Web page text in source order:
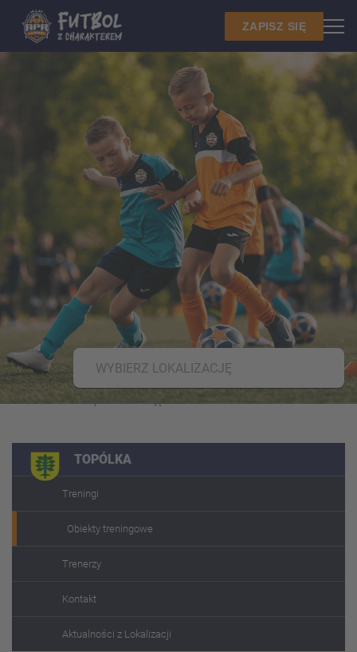
ZAPISZ SIĘ
WYBIERZ LOKALIZACJĘ
TOPÓLKA
Treningi
Obiekty treningowe
Trenerzy
Kontakt
Aktualności z Lokalizacji